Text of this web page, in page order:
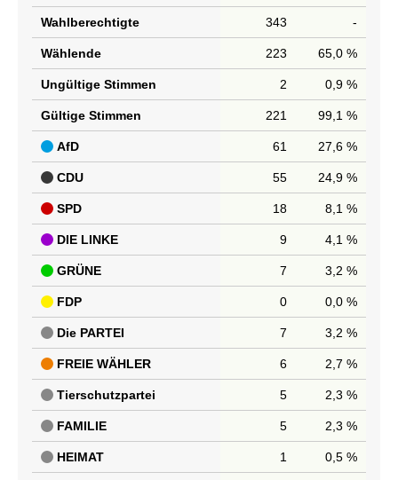
Wahlberechtigte 343 -
Wählende 223 65,0 %
Ungültige Stimmen 2 0,9 %
Gültige Stimmen 221 99,1 %
AfD 61 27,6 %
CDU 55 24,9 %
SPD 18 8,1 %
DIE LINKE 9 4,1 %
GRÜNE 7 3,2 %
FDP 0 0,0 %
Die PARTEI 7 3,2 %
FREIE WÄHLER 6 2,7 %
Tierschutzpartei 5 2,3 %
FAMILIE 5 2,3 %
HEIMAT 1 0,5 %